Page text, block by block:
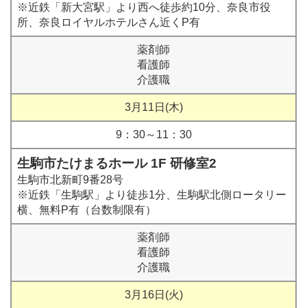
※近鉄「新大宮駅」より西へ徒歩約10分、奈良市役
所、奈良ロイヤルホテルさん近くP有
薬剤師
看護師
介護職
3月11日(木)
9：30～11：30
生駒市たけまるホール 1F 研修室2
生駒市北新町9番28号
※近鉄「生駒駅」より徒歩1分、生駒駅北側ロータリー
横、無料P有（台数制限有）
薬剤師
看護師
介護職
3月16日(火)